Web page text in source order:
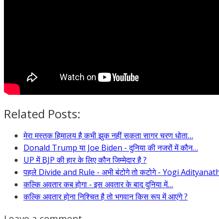
Related Posts:
मेरा मस्तक हिमालय है कभी झुक नहीं सकता सागर चरण धोता…
Donald Trump या Joe Biden - दुनिया की नजरों में कौन…
UP में BJP की हार के लिए कौन जिम्मेदार है ?
पहले Divide and Rule - अभी बंटोगे तो कटोगे - Yogi
कल्कि अवतार कब होगा - इस अवतार के बाद दुनिया में…
कल्कि अवतार होना निश्चित है तो भगवान किस रूप में आएंगे ?